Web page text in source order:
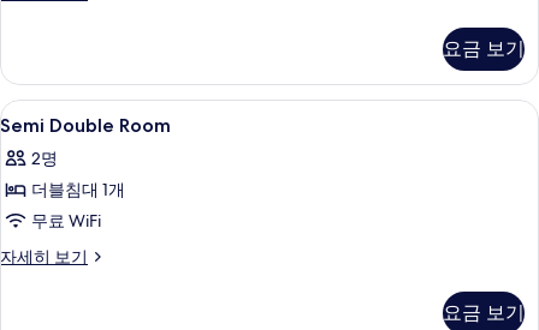
모
보
기
보
기
사
진
모
두
보
기
트
윈
룸,
연
자
히
보
기
요금 보기
Semi
Double
Room
사
진
모
1
Semi Double Room
2명
더블침대 1개
무료 WiFi
자세히 보기
Semi
요금 보기